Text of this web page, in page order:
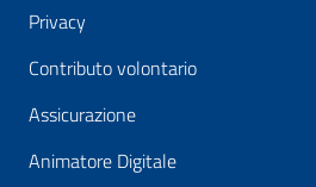
Privacy
Contributo volontario
Assicurazione
Animatore Digitale